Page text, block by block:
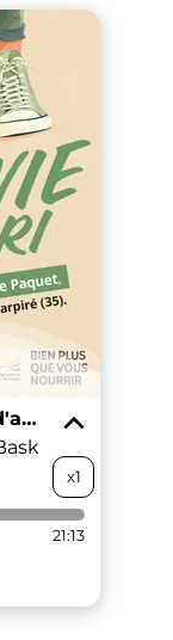
Bottes et Baskets - Ma vie d'agri
-
x1
21:13
...